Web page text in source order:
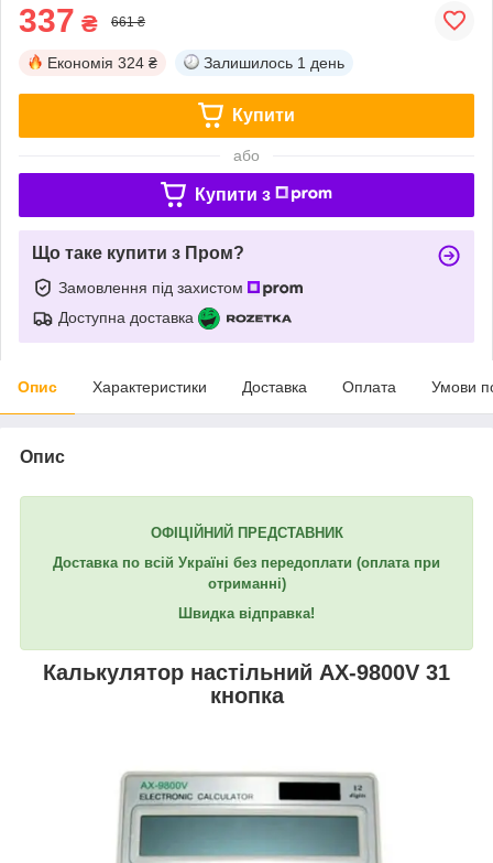
337 ₴ 661 ₴
Економія 324 ₴ Залишилось 1 день
Купити
або
Купити з
Що таке купити з Пром?
Замовлення під захистом
Доступна доставка
Опис Характеристики Доставка Оплата Умови
Опис
ОФІЦІЙНИЙ ПРЕДСТАВНИК
Доставка по всій Україні без передоплати (оплата при
отриманні)
Швидка відправка!
Калькулятор настільний AX-9800V 31
кнопка